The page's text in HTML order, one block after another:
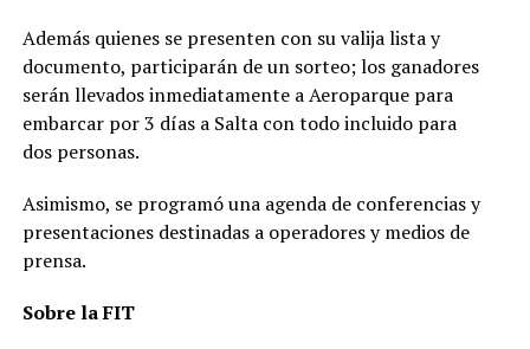
Además quienes se presenten con su valija lista y
documento, participarán de un sorteo; los ganadores
serán llevados inmediatamente a Aeroparque para
embarcar por 3 días a Salta con todo incluido para
dos personas.
Asimismo, se programó una agenda de conferencias y
presentaciones destinadas a operadores y medios de
prensa.
Sobre la FIT